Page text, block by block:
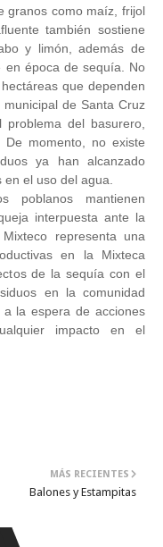
granos como maíz, frijol
también sostiene
y limón, además de
en época de sequía. No
que dependen
de Santa Cruz
del basurero,
momento, no existe
ya han alcanzado
el uso del agua.
poblanos mantienen
interpuesta ante la
representa una
en la Mixteca
de la sequía con el
en la comunidad
la espera de acciones
impacto en el
MÁS RECIENTES
Balones y Estampitas